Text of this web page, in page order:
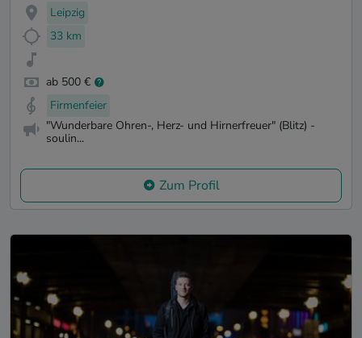
Leipzig
33 km
ab 500 €
Firmenfeier
"Wunderbare Ohren-, Herz- und Hirnerfreuer" (Blitz) -
soulin...
Zum Profil